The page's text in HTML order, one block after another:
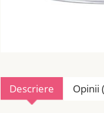
Descriere Opinii